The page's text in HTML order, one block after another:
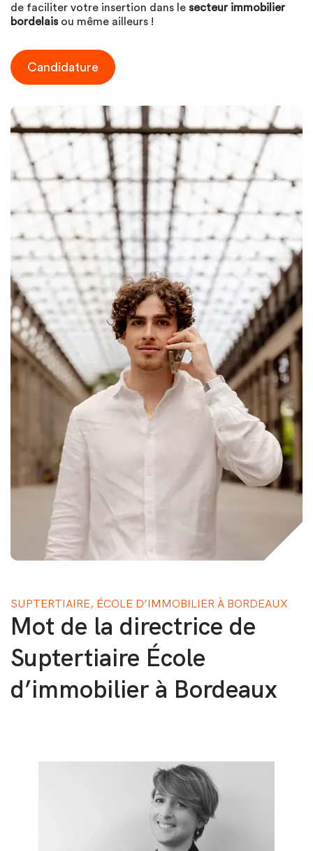
de faciliter votre insertion dans le secteur immobilier
bordelaisou même ailleurs !
Candidature
SUPTERTIAIRE, ÉCOLE D’IMMOBILIER À BORDEAUX
Mot de la directrice de
Suptertiaire École
d’immobilier à Bordeaux